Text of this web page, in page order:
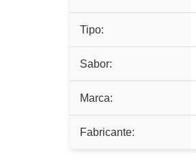
Tipo:
Sabor:
Marca:
Fabricante: